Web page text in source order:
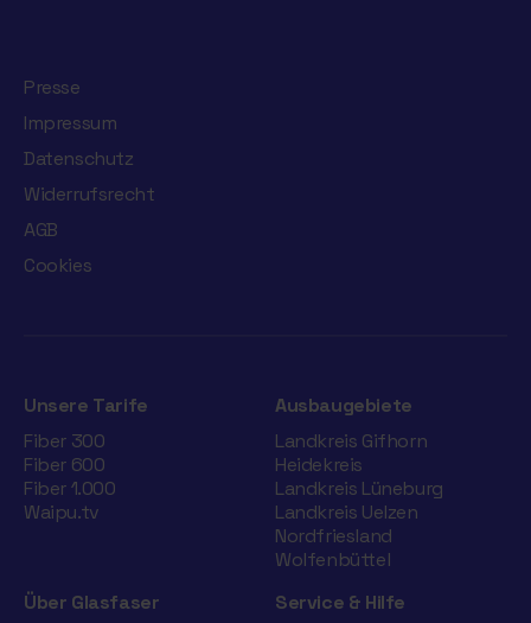
Presse
Impressum
Datenschutz
Widerrufsrecht
AGB
Cookies
Unsere Tarife
Fiber 300
Fiber 600
Fiber 1.000
Waipu.tv
Ausbaugebiete
Landkreis Gifhorn
Heidekreis
Landkreis Lüneburg
Landkreis Uelzen
Nordfriesland
Wolfenbüttel
Über Glasfaser
Service & Hilfe